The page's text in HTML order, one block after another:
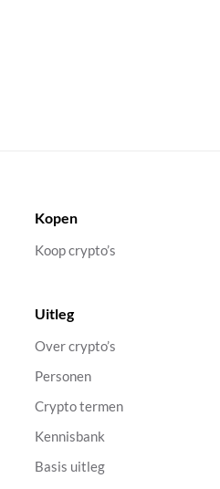
Kopen
Koop crypto’s
Uitleg
Over crypto’s
Personen
Crypto termen
Kennisbank
Basis uitleg